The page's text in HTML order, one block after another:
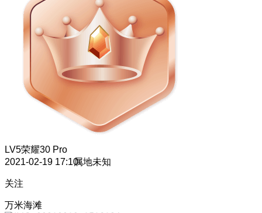
LV5荣耀30 Pro
2021-02-19 17:10属地未知
关注
万米海滩